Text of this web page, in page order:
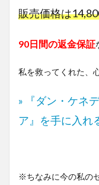
販売価格は
90日間の返金保証
私を救ってくれた、
» 『ダン・ケネ
ア』を手に入れ
※ちなみに今の私の